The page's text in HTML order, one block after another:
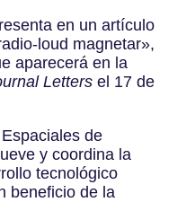
en un artículo
loud magnetar»,
aparecerá en la
Lettersel 17 de
de
y coordina la
tecnológico
beneficio de la